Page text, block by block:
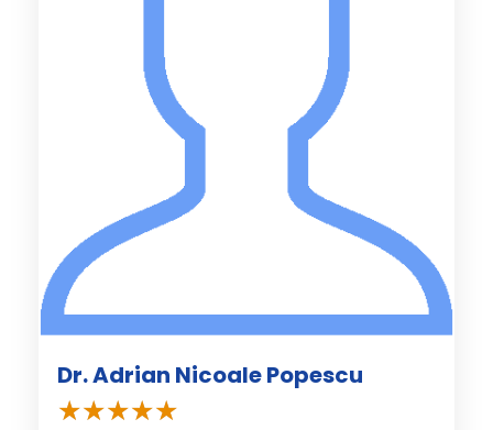
Dr. Adrian Nicoale Popescu